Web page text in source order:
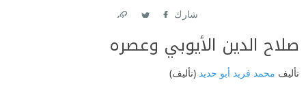
شارك
صلاح الدين الأيوبي وعصره
تأليف محمد فريد أبو حديد (تأليف)